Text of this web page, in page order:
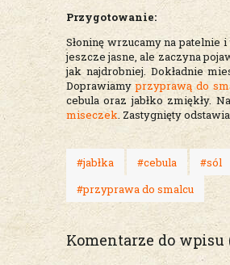
Przygotowanie:
Słoninę wrzucamy na patelnie
jeszcze jasne, ale zaczyna
jak najdrobniej. Dokładnie
Doprawiamyprzyprawą do
cebula oraz jabłko zmiękły.
miseczek. Zastygnięty
#jabłka #cebula #sól
#przyprawa do smalcu
Komentarze do wpisu